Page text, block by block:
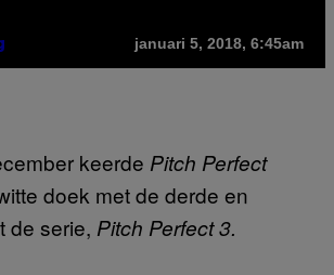
januari 5, 2018, 6:45am
keerde Pitch Perfect
doek met de derde en
de serie, Pitch Perfect 3.